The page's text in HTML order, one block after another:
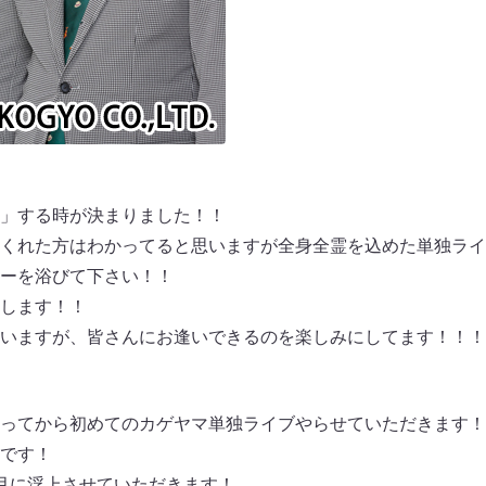
する時が決まりました！！
れた方はわかってると思いますが全身全霊を込めた単独ラ
を浴びて下さい！！
ます！！
ますが、皆さんにお逢いできるのを楽しみにしてます！！！
てから初めてのカゲヤマ単独ライブやらせていただきます！
す！